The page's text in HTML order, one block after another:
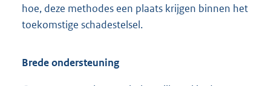
hoe, deze methodes een plaats krijgen binnen het
toekomstige schadestelsel.
Brede ondersteuning